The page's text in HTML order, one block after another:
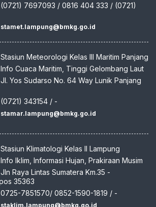
(0721) 7697093 / 0816 404 333 / (0721)
stamet.lampung@bmkg.go.id
Stasiun Meteorologi Kelas III Maritim Panjang
Info Cuaca Maritim, Tinggi Gelombang Laut
Jl. Yos Sudarso No. 64 Way Lunik Panjang
(0721) 343154 / -
stamar.lampung@bmkg.go.id
Stasiun Klimatologi Kelas II Lampung
Info Iklim, Informasi Hujan, Prakiraan Musim
Jln Raya Lintas Sumatera Km.35 -
35363
0725-7851570/ 0852-1590-1819 / -
staklim.lampung@bmkg.go.id